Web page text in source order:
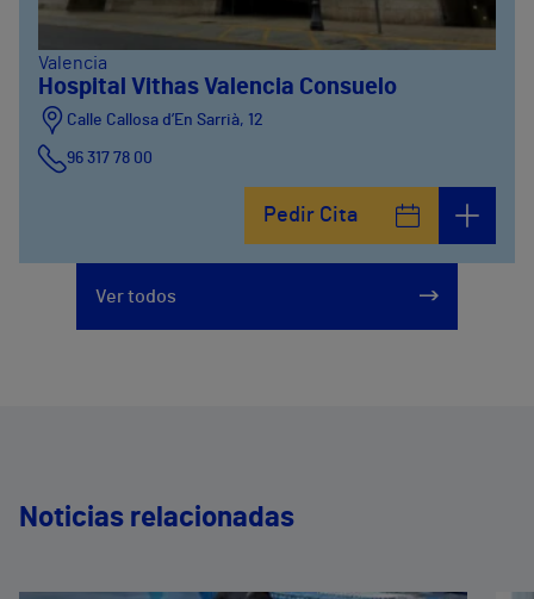
Valencia
Hospital Vithas Valencia Consuelo
Calle Callosa d’En Sarrià, 12
96 317 78 00
Pedir Cita
Ver todos
Noticias relacionadas